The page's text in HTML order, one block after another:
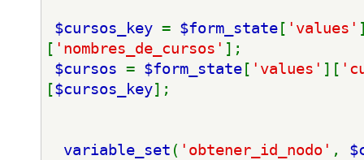
$cursos_key = $form_state [ 'values'
[ 'nombres_de_cursos' ];
$cursos = $form_state [ 'values' ][
[$cursos_key];
variable_set ( 'obtener_id_nodo' ,